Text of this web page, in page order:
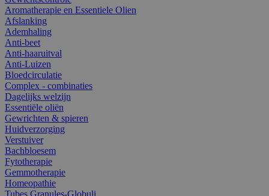
Aromatherapie en Essentiele Olien
Afslanking
Ademhaling
Anti-beet
Anti-haaruitval
Anti-Luizen
Bloedcirculatie
Complex - combinaties
Dagelijks welzijn
Essentiële oliën
Gewrichten & spieren
Huidverzorging
Verstuiver
Bachbloesem
Fytotherapie
Gemmotherapie
Homeopathie
Tubes Granules-Globuli